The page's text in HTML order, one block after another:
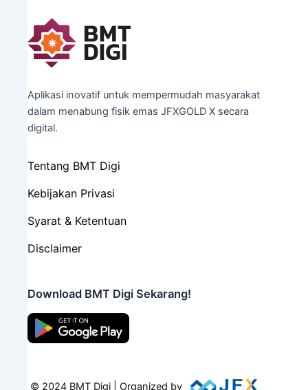
Aplikasi inovatif untuk mempermudah masyarakat
dalam menabung fisik emas JFXGOLD X secara
digital.
Tentang BMT Digi
Kebijakan Privasi
Syarat & Ketentuan
Disclaimer
Download BMT Digi Sekarang!
© 2024 BMT Digi | Organized by